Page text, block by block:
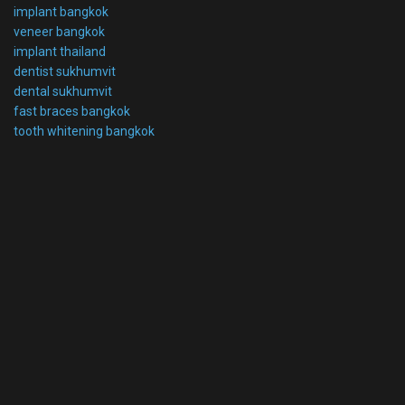
implant bangkok
veneer bangkok
implant thailand
dentist sukhumvit
dental sukhumvit
fast braces bangkok
tooth whitening bangkok